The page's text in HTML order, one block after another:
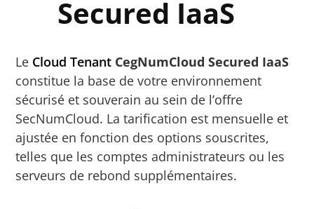
Secured IaaS
Le Cloud Tenant CegNumCloud Secured IaaS
constitue la base de votre environnement
sécurisé et souverain au sein de l’offre
SecNumCloud. La tarification est mensuelle et
ajustée en fonction des options souscrites,
telles que les comptes administrateurs ou les
serveurs de rebond supplémentaires.